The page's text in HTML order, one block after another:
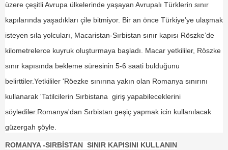
üzere çeşitli Avrupa ülkelerinde yaşayan Avrupalı Türklerin sınır
kapılarında yaşadıkları çile bitmiyor. Bir an önce Türkiye’ye ulaşmak
isteyen sıla yolcuları, Macaristan-Sırbistan sınır kapısı Röszke’de
kilometrelerce kuyruk oluşturmaya başladı. Macar yetkililer, Röszke
sınır kapısında bekleme süresinin 5-6 saati bulduğunu
belirttiler.Yetkililer 'Röezke sınırına yakın olan Romanya sınırını
kullanarak 'Tatilcilerin Sırbistana giriş yapabileceklerini
söylediler.Romanya'dan Sırbistan geşiç yapmak icin kullanılacak
güzergah şöyle.
ROMANYA -SIRBİSTAN SINIR KAPISINI KULLANIN